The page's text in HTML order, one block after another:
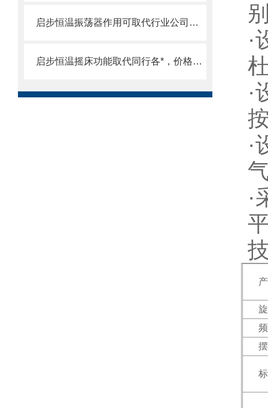
启步恒温振荡器作用可取代行业公司产品，价格更优
启步恒温摇床功能取代同行各*，价格更优
·
·
·
·